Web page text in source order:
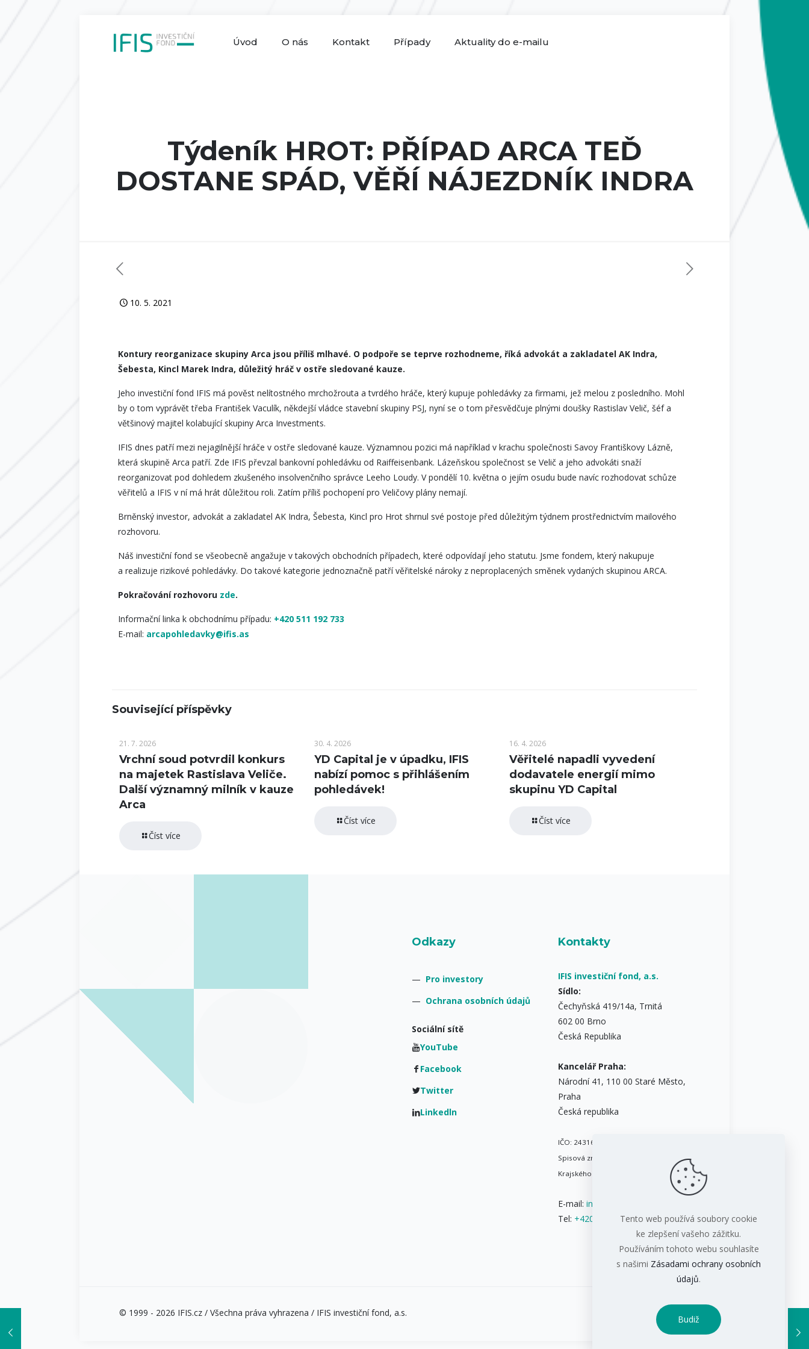
Úvod O nás Kontakt Případy Aktuality do e-mailu
Týdeník HROT: PŘÍPAD ARCA TEĎ
DOSTANE SPÁD, VĚŘÍ NÁJEZDNÍK INDRA
10. 5. 2021
Kontury reorganizace skupiny Arca jsou příliš mlhavé. O podpoře se teprve rozhodneme, říká advokát a zakladatel AK Indra,
Šebesta, Kincl Marek Indra, důležitý hráč v ostře sledované kauze.
Jeho investiční fond IFIS má pověst nelítostného mrchožrouta a tvrdého hráče, který kupuje pohledávky za firmami, jež melou z posledního. Mohl
by o tom vyprávět třeba František Vaculík, někdejší vládce stavební skupiny PSJ, nyní se o tom přesvědčuje plnými doušky Rastislav Velič, šéf a
většinový majitel kolabující skupiny Arca Investments.
IFIS dnes patří mezi nejagilnější hráče v ostře sledované kauze. Významnou pozici má například v krachu společnosti Savoy Františkovy Lázně,
která skupině Arca patří. Zde IFIS převzal bankovní pohledávku od Raiffeisenbank. Lázeňskou společnost se Velič a jeho advokáti snaží
reorganizovat pod dohledem zkušeného insolvenčního správce Leeho Loudy. V pondělí 10. května o jejím osudu bude navíc rozhodovat schůze
věřitelů a IFIS v ní má hrát důležitou roli. Zatím příliš pochopení pro Veličovy plány nemají.
Brněnský investor, advokát a zakladatel AK Indra, Šebesta, Kincl pro Hrot shrnul své postoje před důležitým týdnem prostřednictvím mailového
rozhovoru.
Náš investiční fond se všeobecně angažuje v takových obchodních případech, které odpovídají jeho statutu. Jsme fondem, který nakupuje
a realizuje rizikové pohledávky. Do takové kategorie jednoznačně patří věřitelské nároky z neproplacených směnek vydaných skupinou ARCA.
Pokračování rozhovoru zde.
Informační linka k obchodnímu případu: +420 511 192 733
E-mail: arcapohledavky@ifis.as
Související příspěvky
21. 7. 2026
Vrchní soud potvrdil konkurs
na majetek Rastislava Veliče.
Další významný milník v kauze
Arca
Číst více
30. 4. 2026
YD Capital je v úpadku, IFIS
nabízí pomoc s přihlášením
pohledávek!
Číst více
16. 4. 2026
Věřitelé napadli vyvedení
dodavatele energií mimo
skupinu YD Capital
Číst více
Odkazy
— Pro investory
— Ochrana osobních údajů
Sociální sítě
YouTube
Facebook
Twitter
Linkedln
Kontakty
IFIS investiční fond, a.s.
Sídlo:
Čechyňská 419/14a, Trnitá
602 00 Brno
Česká Republika
Kancelář Praha:
Národní 41, 110 00 Staré Město,
Praha
Česká republika
IČO: 24316717
Spisová značka: B 8086 vedená u
Krajského soudu v Brně
E-mail: info@ifis.cz
Tel: +420 543 211 084
© 1999 - 2026 IFIS.cz / Všechna práva vyhrazena / IFIS investiční fond, a.s.
Tento web používá soubory cookie
ke zlepšení vašeho zážitku.
Používáním tohoto webu souhlasíte
s našimi Zásadami ochrany osobních
údajů.
Budiž